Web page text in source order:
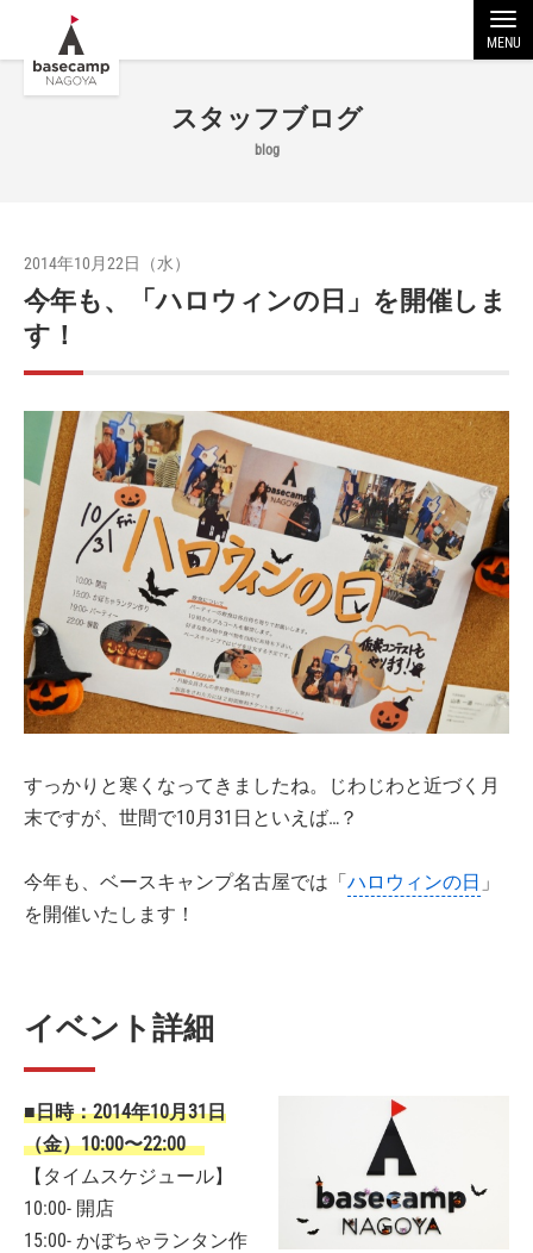
MENU
スタッフブログ
blog
2014年10月22日（水）
今年も、「ハロウィンの日」を開催しま
す！
すっかりと寒くなってきましたね。じわじわと近づく月
末ですが、世間で10月31日といえば…？
今年も、ベースキャンプ名古屋では「ハロウィンの日 」
を開催いたします！
イベント詳細
■日時：2014年10月31日
（金）10:00〜22:00
【タイムスケジュール】
10:00- 開店
15:00- かぼちゃランタン作